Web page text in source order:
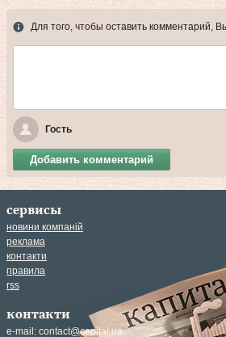
Для того, чтобы оставить комментарий,
Гость
Добавить комментарий
сервисы
новини компаній
реклама
контакти
правила
rss
контакти
e-mail: contact@capital.ua